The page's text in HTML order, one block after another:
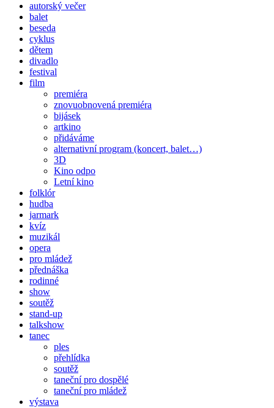
autorský večer
balet
beseda
cyklus
dětem
divadlo
festival
film
premiéra
znovuobnovená premiéra
bijásek
artkino
přidáváme
alternativní program (koncert, balet…)
3D
Kino odpo
Letní kino
folklór
hudba
jarmark
kvíz
muzikál
opera
pro mládež
přednáška
rodinné
show
soutěž
stand-up
talkshow
tanec
ples
přehlídka
soutěž
taneční pro dospělé
taneční pro mládež
výstava